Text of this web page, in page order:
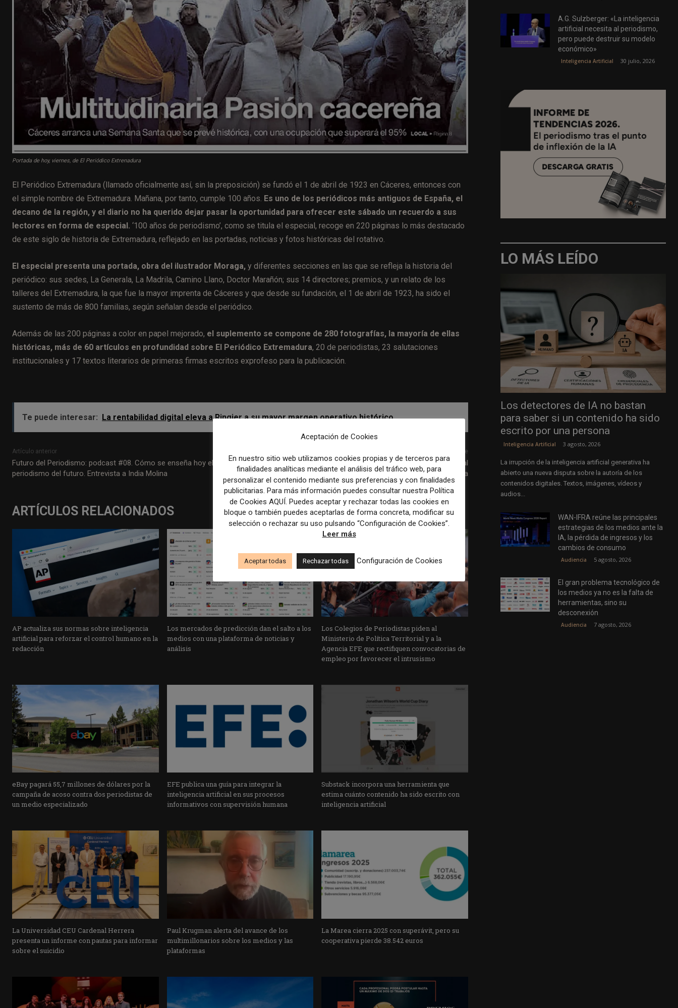
Portada de hoy, viernes, de El Periódico Extrenadura
El Periódico Extremadura (llamado oficialmente así, sin la preposición) se fundó el 1 de abril de 1923 en Cáceres, entonces con
el simple nombre de Extremadura. Mañana, por tanto, cumple 100 años. Es uno de los periódicos más antiguos de España, el
decano de la región, y el diario no ha querido dejar pasar la oportunidad para ofrecer este sábado un recuerdo a sus
lectores en forma de especial. ‘100 años de periodismo’, como se titula el especial, recoge en 220 páginas lo más destacado
de este siglo de historia de Extremadura, reflejado en las portadas, noticias y fotos históricas del rotativo.
El especial presenta una portada, obra del ilustrador Moraga, y diferentes secciones en las que se refleja la historia del
periódico: sus sedes, La Generala, La Madrila, Camino Llano, Doctor Marañón; sus 14 directores; premios, y un relato de los
talleres del Extremadura, la que fue la mayor imprenta de Cáceres y que desde su fundación, el 1 de abril de 1923, ha sido el
sustento de más de 800 familias, según señalan desde el periódico.
Además de las 200 páginas a color en papel mejorado, el suplemento se compone de 280 fotografías, la mayoría de ellas
históricas, más de 60 artículos en profundidad sobre El Periódico Extremadura, 20 de periodistas, 23 salutaciones
institucionales y 17 textos literarios de primeras firmas escritos exprofeso para la publicación.
Te puede interesar: La rentabilidad digital eleva a Ringier a su mayor margen operativo histórico
Artículo anterior
Futuro del Periodismo: podcast #08. Cómo se enseña hoy el
periodismo del futuro. Entrevista a India Molina
Artículo siguiente
Una nueva encuesta sitúa a España en un puesto mundial
intermedio en cuanto a confianza en la prensa
ARTÍCULOS RELACIONADOS
AP actualiza sus normas sobre inteligencia
artificial para reforzar el control humano en la
redacción
Los mercados de predicción dan el salto a los
medios con una plataforma de noticias y
análisis
Los Colegios de Periodistas piden al
Ministerio de Política Territorial y a la
Agencia EFE que rectifiquen convocatorias de
empleo por favorecer el intrusismo
eBay pagará 55,7 millones de dólares por la
campaña de acoso contra dos periodistas de
un medio especializado
EFE publica una guía para integrar la
inteligencia artificial en sus procesos
informativos con supervisión humana
Substack incorpora una herramienta que
estima cuánto contenido ha sido escrito con
inteligencia artificial
La Universidad CEU Cardenal Herrera
presenta un informe con pautas para informar
sobre el suicidio
Paul Krugman alerta del avance de los
multimillonarios sobre los medios y las
plataformas
La Marea cierra 2025 con superávit, pero su
cooperativa pierde 38.542 euros
A.G. Sulzberger: «La inteligencia
artificial necesita al periodismo,
pero puede destruir su modelo
económico»
Inteligencia Artificial 30 julio, 2026
LO MÁS LEÍDO
Los detectores de IA no bastan
para saber si un contenido ha sido
escrito por una persona
Inteligencia Artificial 3 agosto, 2026
La irrupción de la inteligencia artificial generativa ha
abierto una nueva disputa sobre la autoría de los
contenidos digitales. Textos, imágenes, vídeos y
audios...
WAN-IFRA reúne las principales
estrategias de los medios ante la
IA, la pérdida de ingresos y los
cambios de consumo
Audiencia 5 agosto, 2026
El gran problema tecnológico de
los medios ya no es la falta de
herramientas, sino su
desconexión
Audiencia 7 agosto, 2026
Aceptación de Cookies
En nuestro sitio web utilizamos cookies propias y de terceros para
finalidades analíticas mediante el análisis del tráfico web, para
personalizar el contenido mediante sus preferencias y con finalidades
publicitarias. Para más información puedes consultar nuestra Política
de Cookies AQUÍ. Puedes aceptar y rechazar todas las cookies en
bloque o también puedes aceptarlas de forma concreta, modificar su
selección o rechazar su uso pulsando “Configuración de Cookies”.
Leer más
Aceptar todas Rechazar todas Configuración de Cookies